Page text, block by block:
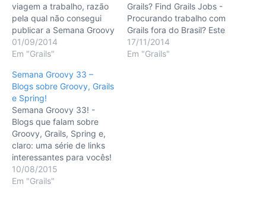
viagem a trabalho, razão
pela qual não consegui
publicar a Semana Groovy
da semana passada, mas
agora o trem está de volta
cheguei sábado
(30/8/2014), não deu
para acompanhar com
atenção o que ocorreu
com as tecnologias que…
01/09/2014
Em "Grails"
Grails? Find Grails Jobs -
Procurando trabalho com
Grails fora do Brasil? Este
site é bastante
interessante e talvez
17/11/2014
Em "Grails"
Semana Groovy 33 –
Blogs sobre Groovy, Grails
e Spring!
Semana Groovy 33! -
Blogs que falam sobre
Groovy, Grails, Spring e,
claro: uma série de links
interessantes para vocês!
10/08/2015
Em "Grails"